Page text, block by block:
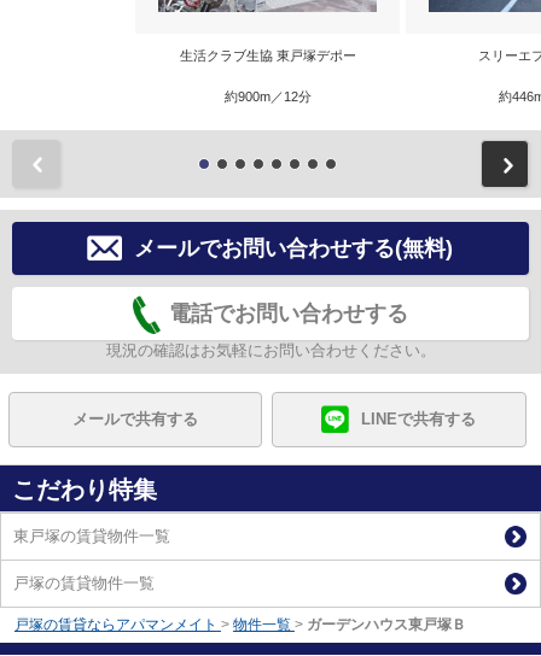
生活クラブ生協 東戸塚デポー
約900m／12分
スリーエ
約
メールでお問い合わせする(無料)
電話でお問い合わせする
現況の確認はお気軽にお問い合わせください。
メールで共有する LINEで共有する
こだわり特集
東戸塚の賃貸物件一覧
戸塚の賃貸物件一覧
戸塚の賃貸ならアパマンメイト > 物件一覧 > ガーデンハウス東戸塚Ｂ